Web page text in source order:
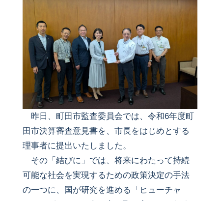
昨日、町田市監査委員会では、令和6年度町
田市決算審査意見書を、市長をはじめとする
理事者に提出いたしました。
その「結びに」では、将来にわたって持続
可能な社会を実現するための政策決定の手法
の一つに、国が研究を進める「ヒューチャ